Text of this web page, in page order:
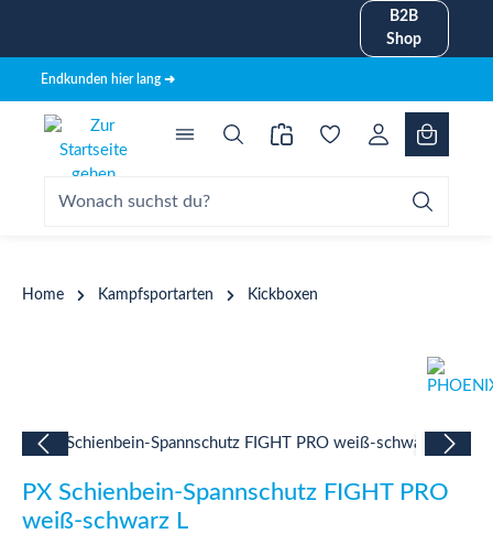
B2B
Shop
Endkunden hier lang ➜
Home Kampfsportarten Kickboxen
Bildergalerie überspringen
PX Schienbein-Spannschutz FIGHT PRO
weiß-schwarz L